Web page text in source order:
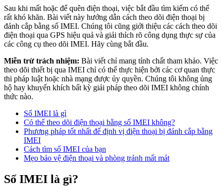
Sau khi mất hoặc để quên điện thoại, việc bắt đầu tìm kiếm có thể
rất khó khăn. Bài viết này hướng dẫn cách theo dõi điện thoại bị
đánh cắp bằng số IMEI. Chúng tôi cũng giới thiệu các cách theo dõi
điện thoại qua GPS hiệu quả và giải thích rõ công dụng thực sự của
các công cụ theo dõi IMEI. Hãy cùng bắt đầu.
Miễn trừ trách nhiệm: Bài viết chỉ mang tính chất tham khảo. Việc
theo dõi thiết bị qua IMEI chỉ có thể thực hiện bởi các cơ quan thực
thi pháp luật hoặc nhà mạng được ủy quyền. Chúng tôi không ủng
hộ hay khuyến khích bất kỳ giải pháp theo dõi IMEI không chính
thức nào.
Số IMEI là gì
Có thể theo dõi điện thoại bằng số IMEI không?
Phương pháp tốt nhất để định vị điện thoại bị đánh cắp bằng
IMEI
Cách tìm số IMEI của bạn
Mẹo bảo vệ điện thoại và phòng tránh mất mát
Số IMEI là gì?